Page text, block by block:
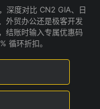
深度对比 CN2 GIA、日
外贸办公还是极客开发
结账时输入专属优惠码
循环折扣。